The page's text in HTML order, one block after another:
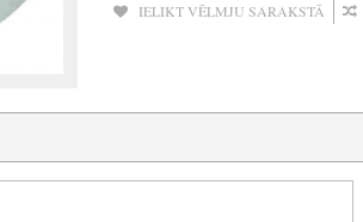
IELIKT VĒLMJU SARAKSTĀ